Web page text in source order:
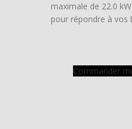
maximale de 22.0
pour répondre à vos
Commander